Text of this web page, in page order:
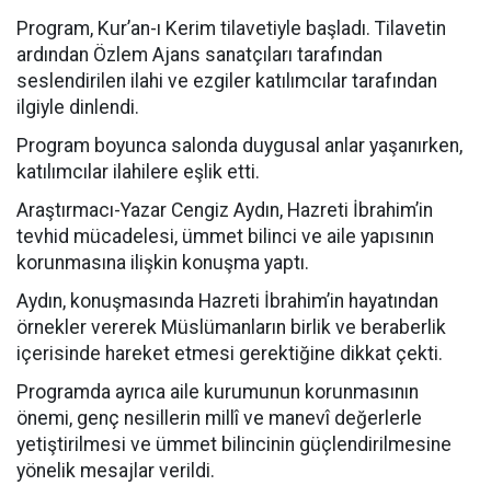
Program, Kur’an-ı Kerim tilavetiyle başladı. Tilavetin
ardından Özlem Ajans sanatçıları tarafından
seslendirilen ilahi ve ezgiler katılımcılar tarafından
ilgiyle dinlendi.
Program boyunca salonda duygusal anlar yaşanırken,
katılımcılar ilahilere eşlik etti.
Araştırmacı-Yazar Cengiz Aydın, Hazreti İbrahim’in
tevhid mücadelesi, ümmet bilinci ve aile yapısının
korunmasına ilişkin konuşma yaptı.
Aydın, konuşmasında Hazreti İbrahim’in hayatından
örnekler vererek Müslümanların birlik ve beraberlik
içerisinde hareket etmesi gerektiğine dikkat çekti.
Programda ayrıca aile kurumunun korunmasının
önemi, genç nesillerin millî ve manevî değerlerle
yetiştirilmesi ve ümmet bilincinin güçlendirilmesine
yönelik mesajlar verildi.